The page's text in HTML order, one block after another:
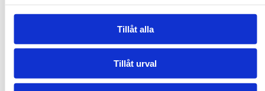
Tillåt alla
Tillåt urval
nästa år till Mullsjö där undervisningen förlades till de båda
pensionaten Björksäter och Johannesborg, medan